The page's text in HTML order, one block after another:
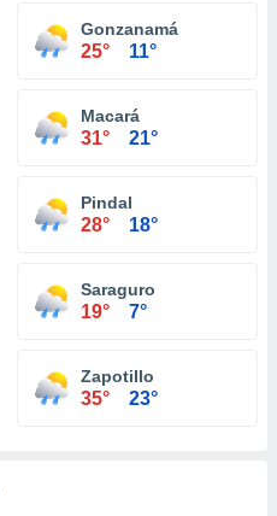
Gonzanamá
25° 11°
Macará
31° 21°
Pindal
28° 18°
Saraguro
19° 7°
Zapotillo
35° 23°